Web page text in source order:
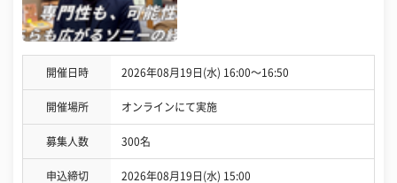
開催日時 2026年08月19日(水) 16:00〜16:50
開催場所 オンラインにて実施
募集人数 300名
申込締切 2026年08月19日(水) 15:00